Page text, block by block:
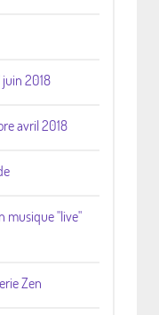
2018
avril 2018
musique "live"
Zen